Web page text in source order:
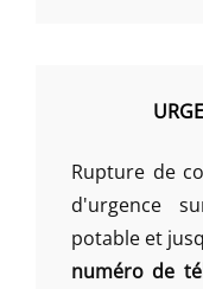
Rupture de
d'urgence
potable et
numéro de